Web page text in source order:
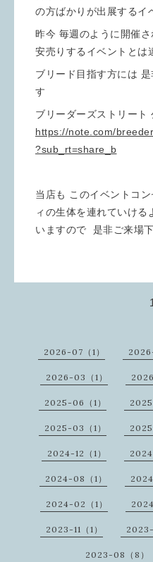
の方ばかりが出展するイ
昨今 毎週のように開催
安売りするイベントとは
ブリード目指す方には
す
ブリーダーズストリート
https://note.com/
?sub_rt=share_b
当店も このイベントコ
ィの生体を連れていける
いますので 是非ご来場
1
2026-07（1）
2026-03（1）
2025-06（1）
2025-03（1）
2024-12（1）
2024-08（1）
2024-02（1）
2023-11（1） 2023-
2023-08（8）